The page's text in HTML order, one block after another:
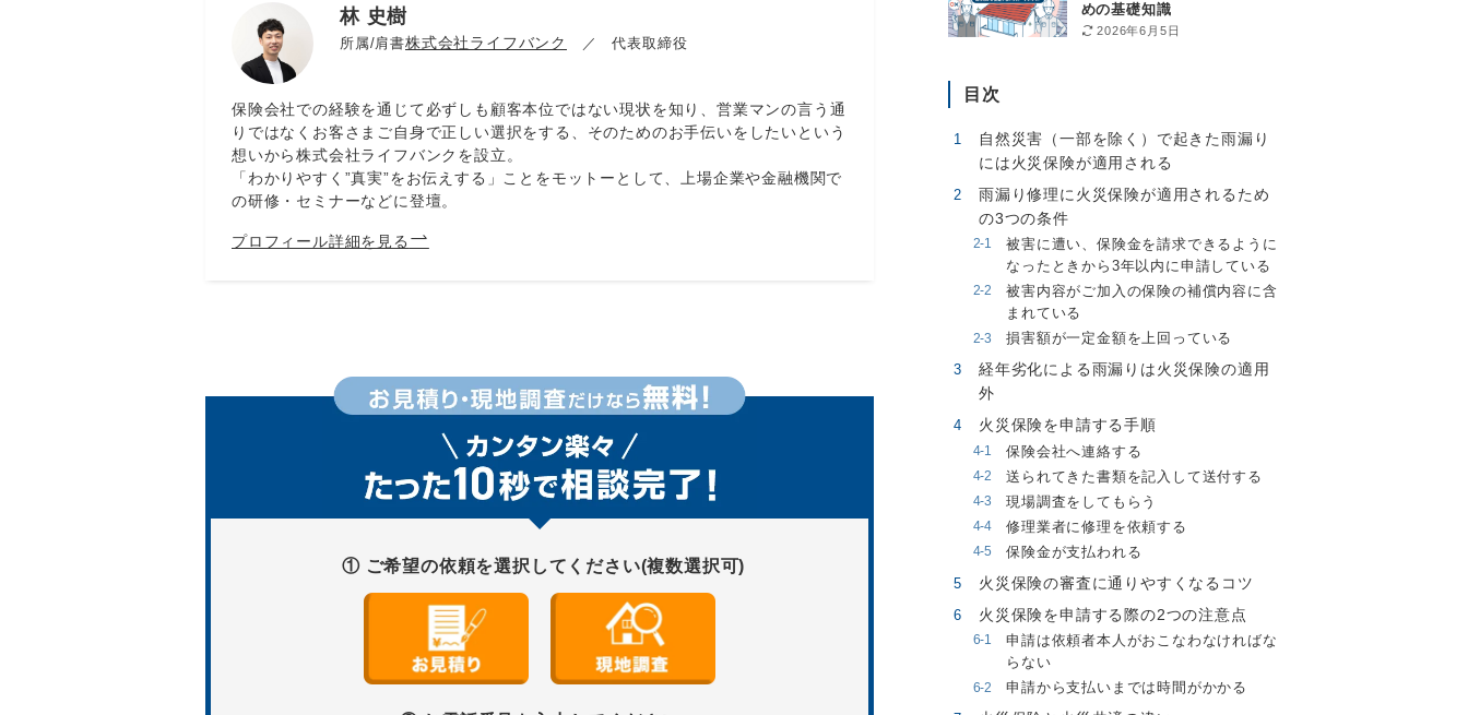
林 史樹
所属/肩書株式会社ライフバンク ／ 代表取締役
保険会社での経験を通じて必ずしも顧客本位ではない現状を知り、営業マンの言う通
りではなくお客さまご自身で正しい選択をする、そのためのお手伝いをしたいという
想いから株式会社ライフバンクを設立。
「わかりやすく”真実”をお伝えする」ことをモットーとして、上場企業や金融機関で
の研修・セミナーなどに登壇。
プロフィール詳細を見る
① ご希望の依頼を選択してください(複数選択可)
めの基礎知識
2026年6月5日
目次
自然災害（一部を除く）で起きた雨漏り
には火災保険が適用される
雨漏り修理に火災保険が適用されるため
の3つの条件
被害に遭い、保険金を請求できるように
なったときから3年以内に申請している
被害内容がご加入の保険の補償内容に含
まれている
損害額が一定金額を上回っている
経年劣化による雨漏りは火災保険の適用
外
火災保険を申請する手順
保険会社へ連絡する
送られてきた書類を記入して送付する
現場調査をしてもらう
修理業者に修理を依頼する
保険金が支払われる
火災保険の審査に通りやすくなるコツ
火災保険を申請する際の2つの注意点
申請は依頼者本人がおこなわなければな
らない
申請から支払いまでは時間がかかる